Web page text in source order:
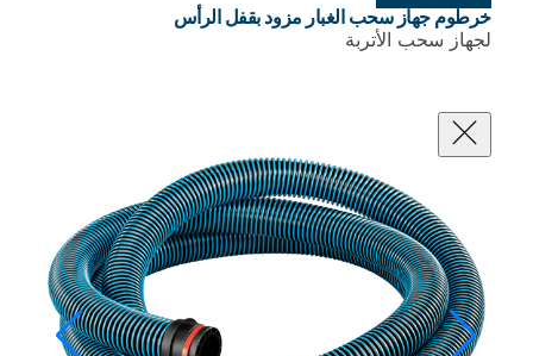
خرطوم جهاز سحب الغبار مزود بقفل الرأس
لجهاز سحب الأتربة